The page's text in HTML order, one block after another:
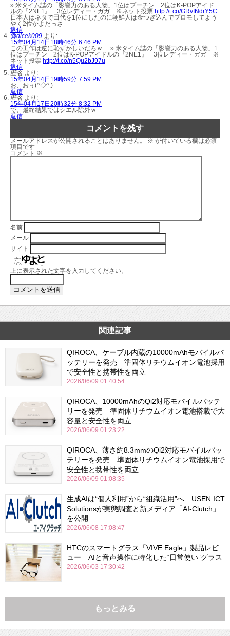
» 米タイム誌の「影響力のある人物」1位はプーチン 2位はK-POPアイド
ルの『2NE1』 3位レディー・ガガ ※ネット投票 http://t.co/GRvINdrY5C
日本人はネタで田代を1位にしたのに朝鮮人は金つぎ込んでプロモしてよう
やく2位かよだっさ
返信
@dicek009 より:
15年04月14日18時46分 6:46 PM
この工作は逆に恥ずかしいだろｗ » 米タイム誌の「影響力のある人物」1
位はプーチン 2位はK-POPアイドルの『2NE1』 3位レディー・ガガ ※
ネット投票 http://t.co/n5Qu2bJ97u
返信
匿名 より:
15年04月14日19時59分 7:59 PM
お、おぅ(^◇^;)
返信
匿名 より:
15年04月17日20時32分 8:32 PM
で、最終結果ではシエル除外ｗ
返信
コメントを残す
メールアドレスが公開されることはありません。 ※ が付いている欄は必須
項目です
コメント ※
名前
メール
サイト
上に表示された文字を入力してください。
関連記事
QIROCA、ケーブル内蔵の10000mAhモバイルバ
ッテリーを発売 準固体リチウムイオン電池採用
で安全性と携帯性を両立
2026/06/09 01:40:54
QIROCA、10000mAhのQi2対応モバイルバッテ
リーを発売 準固体リチウムイオン電池搭載で大
容量と安全性を両立
2026/06/09 01:23:22
QIROCA、薄さ約8.3mmのQi2対応モバイルバッ
テリーを発売 準固体リチウムイオン電池採用で
安全性と携帯性を両立
2026/06/09 01:08:35
生成AIは“個人利用”から“組織活用”へ USEN ICT
Solutionsが実態調査と新メディア「AI-Clutch」
を公開
2026/06/08 17:08:47
HTCのスマートグラス「VIVE Eagle」製品レビ
ュー AIと音声操作に特化した“日常使い”グラス
2026/06/03 17:30:42
もっとみる